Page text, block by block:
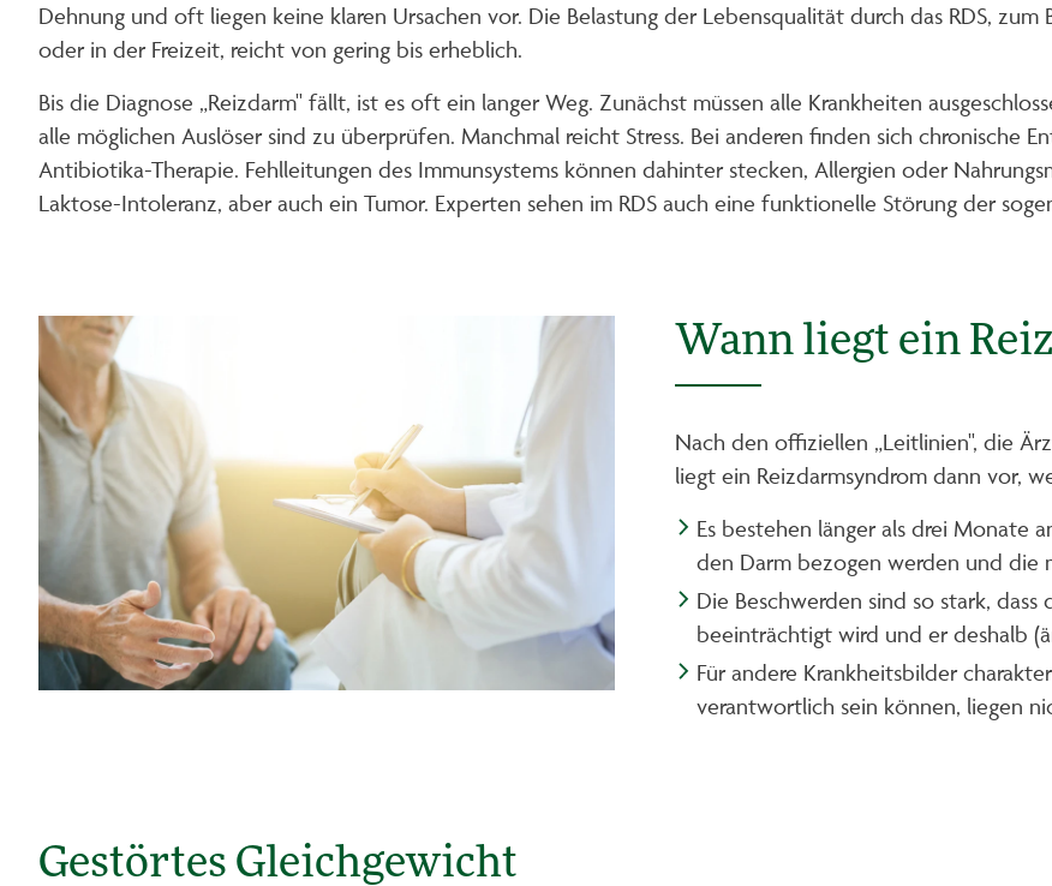
Dehnung und oft liegen keine klaren Ursachen vor. Die Belastung der Lebensqualität durch das RDS,
oder in der Freizeit, reicht von gering bis erheblich.
Bis die Diagnose „Reizdarm" fällt, ist es oft ein langer Weg. Zunächst müssen alle Krankheiten
alle möglichen Auslöser sind zu überprüfen. Manchmal reicht Stress. Bei anderen finden sich chronische
Antibiotika-Therapie. Fehlleitungen des Immunsystems können dahinter stecken, Allergien oder
Laktose-Intoleranz, aber auch ein Tumor. Experten sehen im RDS auch eine funktionelle Störung der
Wann liegt ein
Nach den offiziellen „Leitlinien", die
liegt ein Reizdarmsyndrom dann vor,
Es bestehen länger als drei Monate
den Darm bezogen werden und die
Die Beschwerden sind so stark,
beeinträchtigt wird und er deshalb
Für andere Krankheitsbilder
verantwortlich sein können, liegen
Gestörtes Gleichgewicht